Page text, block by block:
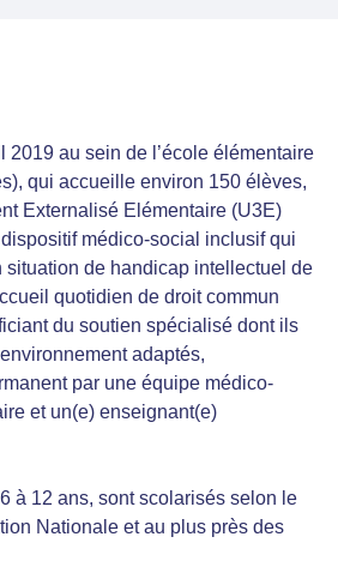
2019 au sein de l’école élémentaire
qui accueille environ 150 élèves,
Externalisé Elémentaire (U3E)
médico-social inclusif qui
situation de handicap intellectuel de
quotidien de droit commun
du soutien spécialisé dont ils
adaptés,
par une équipe médico-
et un(e) enseignant(e)
à 12 ans, sont scolarisés selon le
Nationale et au plus près des